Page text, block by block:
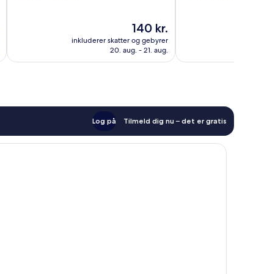
Prisen
er
140 kr.
140 kr.
inkluderer skatter og gebyrer
20. aug. - 21. aug.
Log på Tilmeld dig nu – det er gratis